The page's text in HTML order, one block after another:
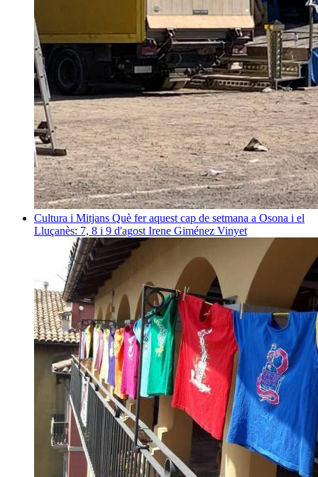
Cultura i Mitjans Què fer aquest cap de setmana a Osona i el
Lluçanès: 7, 8 i 9 d'agost Irene Giménez Vinyet